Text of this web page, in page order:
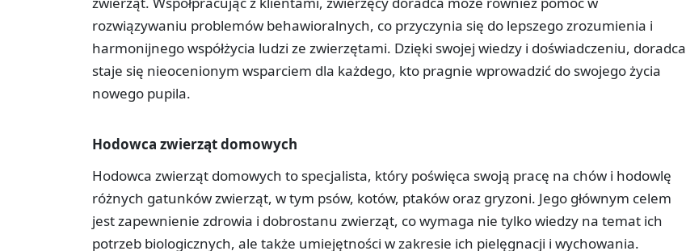
rozwiązywaniu problemów behawioralnych, co przyczynia się do lepszego zrozumienia i
harmonijnego współżycia ludzi ze zwierzętami. Dzięki swojej wiedzy i doświadczeniu, doradca
staje się nieocenionym wsparciem dla każdego, kto pragnie wprowadzić do swojego życia
nowego pupila.
Hodowca zwierząt domowych
Hodowca zwierząt domowych to specjalista, który poświęca swoją pracę na chów i hodowlę
różnych gatunków zwierząt, w tym psów, kotów, ptaków oraz gryzoni. Jego głównym celem
jest zapewnienie zdrowia i dobrostanu zwierząt, co wymaga nie tylko wiedzy na temat ich
potrzeb biologicznych, ale także umiejętności w zakresie ich pielęgnacji i wychowania.